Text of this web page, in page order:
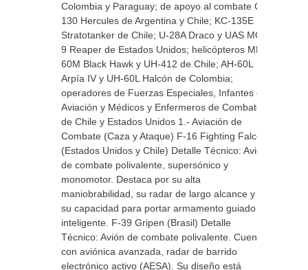
Colombia y Paraguay; de apoyo al combate C-
130 Hercules de Argentina y Chile; KC-135E
Stratotanker de Chile; U-28A Draco y UAS MQ-
9 Reaper de Estados Unidos; helicópteros MH-
60M Black Hawk y UH-412 de Chile; AH-60L
Arpía IV y UH-60L Halcón de Colombia;
operadores de Fuerzas Especiales, Infantes de
Aviación y Médicos y Enfermeros de Combate
de Chile y Estados Unidos 1.- Aviación de
Combate (Caza y Ataque) F-16 Fighting Falcon
(Estados Unidos y Chile) Detalle Técnico: Avión
de combate polivalente, supersónico y
monomotor. Destaca por su alta
maniobrabilidad, su radar de largo alcance y
su capacidad para portar armamento guiado
inteligente. F-39 Gripen (Brasil) Detalle
Técnico: Avión de combate polivalente. Cuenta
con aviónica avanzada, radar de barrido
electrónico activo (AESA). Su diseño está